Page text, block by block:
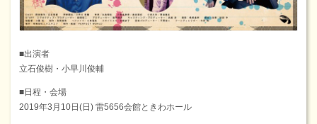
■出演者
立石俊樹・小早川俊輔
■日程・会場
2019年3月10日(日) 雷5656会館ときわホール